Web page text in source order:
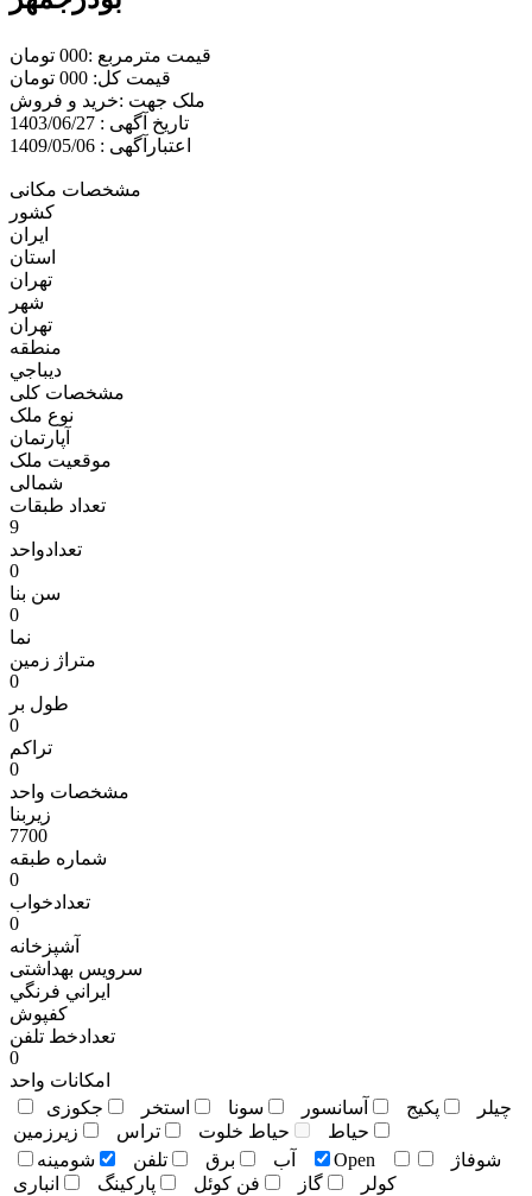
قیمت مترمربع :000 تومان
قیمت کل: 000 تومان
ملک جهت :خريد و فروش
تاریخ آگهی : 1403/06/27
اعتبارآگهی : 1409/05/06
مشخصات مکانی
کشور
ایران
استان
تهران
شهر
تهران
منطقه
ديباجي
مشخصات کلی
نوع ملک
آپارتمان
موقعیت ملک
شمالی
تعداد طبقات
9
تعدادواحد
0
سن بنا
0
نما
متراژ زمين
0
طول بر
0
تراکم
0
مشخصات واحد
زیربنا
7700
شماره طبقه
0
تعدادخواب
0
آشپزخانه
سرویس بهداشتی
ايراني فرنگي
کفپوش
تعدادخط تلفن
0
امکانات واحد
چيلر
پکيج آسانسور سونا استخر
جکوزی
حياط
حياط خلوت تراس
زيرزمين
آب
برق تلفن شومينه Open
شوفاژ
کولر
گاز فن کوئل پارکينگ انباری